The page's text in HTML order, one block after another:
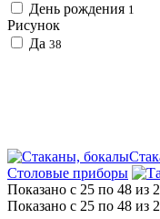
День рождения 1
Рисунок
Да 38
Столовые приборы
Показано с 25 по 48 из
Показано с 25 по 48 из